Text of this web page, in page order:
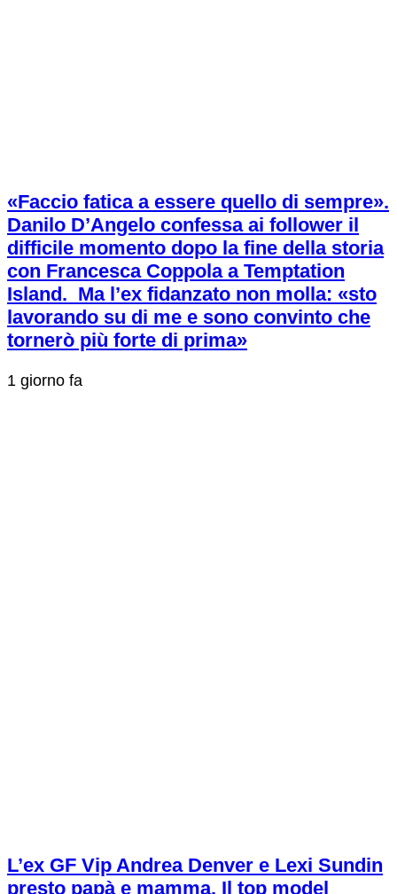
«Faccio fatica a essere quello di sempre».
Danilo D’Angelo confessa ai follower il
difficile momento dopo la fine della storia
con Francesca Coppola a Temptation
Island. Ma l’ex fidanzato non molla: «sto
lavorando su di me e sono convinto che
tornerò più forte di prima»
1 giorno fa
L’ex GF Vip Andrea Denver e Lexi Sundin
presto papà e mamma. Il top model